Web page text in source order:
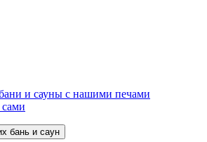
и сауны с нашими печами
бань и саун